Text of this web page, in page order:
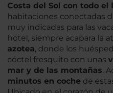
Costa del Sol con todo el
habitaciones conectadas
muy indicadas para las
hotel, siempre acapara la
azotea, donde los
cóctel fresquito con unas
mar y de las montañas.
minutos en coche de